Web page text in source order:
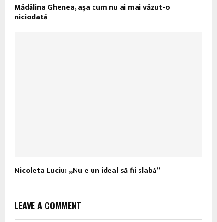
Mădălina Ghenea, aşa cum nu ai mai văzut-o
niciodată
Nicoleta Luciu: „Nu e un ideal să fii slabă”
LEAVE A COMMENT